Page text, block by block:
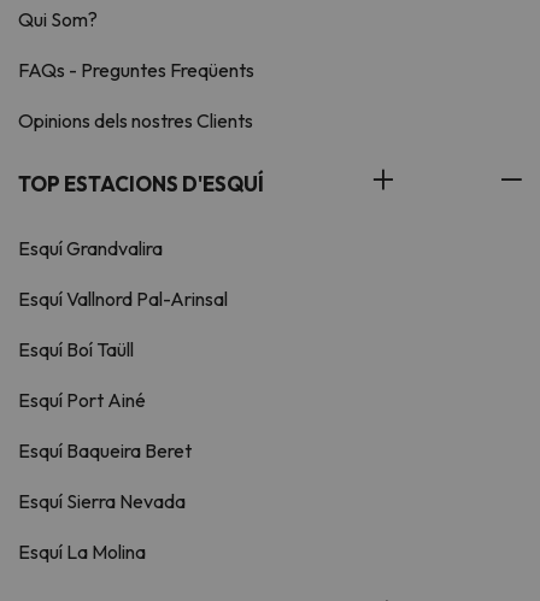
Qui Som?
FAQs - Preguntes Freqüents
Opinions dels nostres Clients
TOP ESTACIONS D'ESQUÍ
Esquí Grandvalira
Esquí Vallnord Pal-Arinsal
Esquí Boí Taüll
Esquí Port Ainé
Esquí Baqueira Beret
Esquí Sierra Nevada
Esquí La Molina